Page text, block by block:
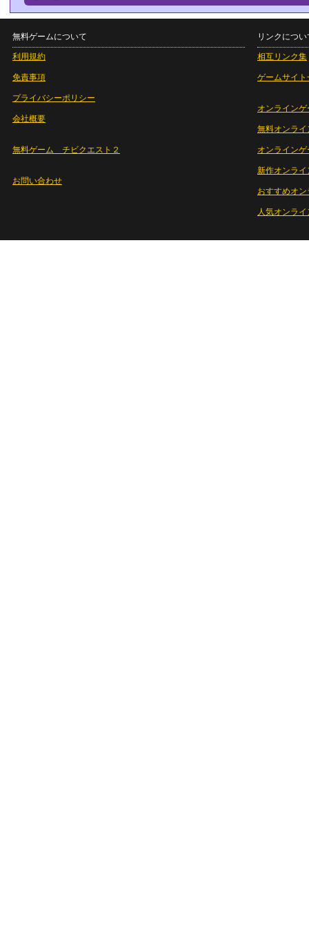
無料ゲームについて
利用規約
免責事項
プライバシーポリシー
会社概要
無料ゲーム チビクエスト２
お問い合わせ
リンクについ
相互リンク集
ゲームサイト
オンラインゲ
無料オンライ
オンライン
新作オンライ
おすすめオ
人気オンラ